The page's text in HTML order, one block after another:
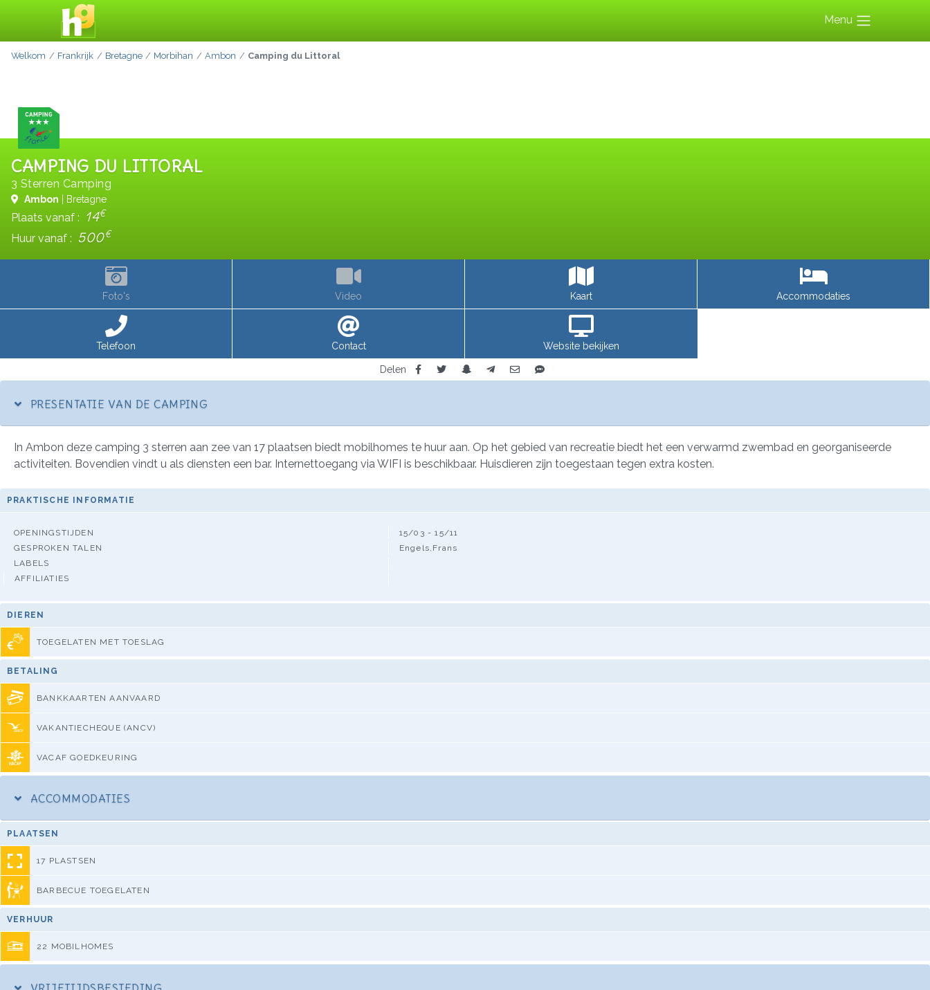
Menu
Welkom Frankrijk Bretagne Morbihan Ambon Camping du Littoral
CAMPING DU LITTORAL
3 Sterren Camping
Ambon | Bretagne
Plaats vanaf : 14€
Huur vanaf : 500€
Foto's Video Kaart Accommodaties
Telefoon Contact Website bekijken
Delen
PRESENTATIE VAN DE CAMPING
In Ambon deze camping 3 sterren aan zee van 17 plaatsen biedt mobilhomes te huur aan. Op het gebied van recreatie biedt het een verwarmd zwembad en georganiseerde
activiteiten. Bovendien vindt u als diensten een bar. Internettoegang via WIFI is beschikbaar. Huisdieren zijn toegestaan tegen extra kosten.
PRAKTISCHE INFORMATIE
OPENINGSTIJDEN
15/03 - 15/11
GESPROKEN TALEN
Engels,Frans
LABELS
AFFILIATIES
DIEREN
TOEGELATEN MET TOESLAG
BETALING
BANKKAARTEN AANVAARD
VAKANTIECHEQUE (ANCV)
VACAF GOEDKEURING
ACCOMMODATIES
PLAATSEN
17 PLASTSEN
BARBECUE TOEGELATEN
VERHUUR
22 MOBILHOMES